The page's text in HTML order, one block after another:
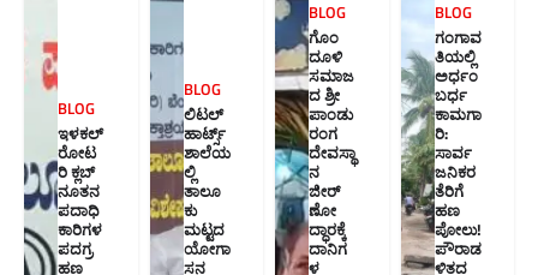
BLOG
ಇಳಕಲ್
ರೋಟ
ರಿ ಕ್ಲಬ್
ನೂತನ‌
ಪದಾಧಿ
ಕಾರಿಗಳ
ಪದಗ್ರ
ಹಣ
BLOG
ಲಿಟಲ್
ಹಾರ್ಟ್ಸ್
ಶಾಲೆಯ
ಲ್ಲಿ
ತಾಲೂ
ಕು
ಮಟ್ಟದ
ಯೋಗಾ
ಸನ
BLOG
ಗೊಂ
ದೂಳಿ
ಸಮಾಜ
ದ ಶ್ರೀ
ಪಾಂಡು
ರಂಗ
ದೇವಸ್ಥಾ
ನ
ಜೀರ್
ಣೋ
ದ್ಧಾರಕ್ಕೆ
ದಾನಿಗ
ಳ
BLOG
ಗಂಗಾವ
ತಿಯಲ್ಲಿ
ಅರ್ಧಂ
ಬರ್ಧ
ಕಾಮಗಾ
ರಿ:
ಸಾರ್ವ
ಜನಿಕರ
ತೆರಿಗೆ
ಹಣ
ಪೋಲು!
ಪೌರಾಡ
ಳಿತದ